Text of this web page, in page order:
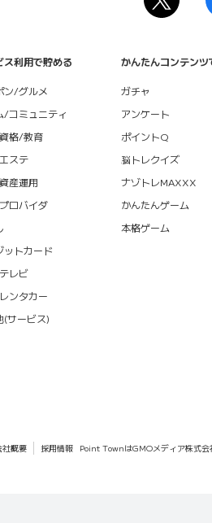
ス利用で貯める
ン/グルメ
/コミュニティ
格/教育
ステ
産運用
ロバイダ
ットカード
レビ
ンタカー
(サービス)
かんたんコンテンツ
ガチャ
アンケート
ポイントQ
脳トレクイズ
ナゾトレMAXXX
かんたんゲーム
本格ゲーム
社概要 採用情報 Point TownはGMOメディア株式会